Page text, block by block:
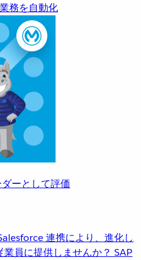
務を自動化
ーとして評価
連携により、進化し
員に提供しませんか？ SAP